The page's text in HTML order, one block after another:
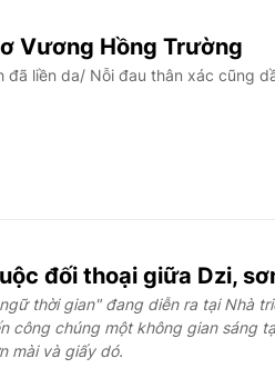
Vương Hồng Trường
đã liền da/ Nỗi đau thân xác cũng
đối thoại giữa Dzi,
thời gian" đang diễn ra tại Nhà
công chúng một không gian sáng
mài và giấy dó.